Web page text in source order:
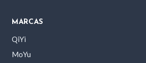
MARCAS
QiYi
MoYu